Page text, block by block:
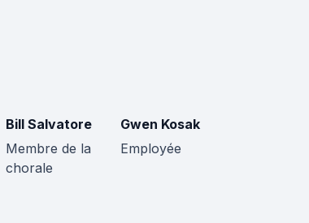
Bill Salvatore
Membre de la
chorale
Gwen Kosak
Employée